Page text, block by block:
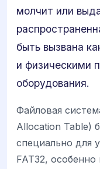
молчит или
быть вызвана
и физическими
оборудования.
Файловая
Allocation Table)
специально для
FAT32,